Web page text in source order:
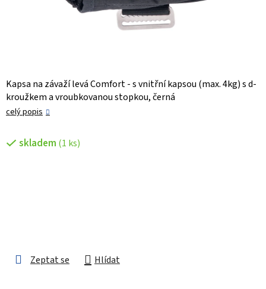
Kapsa na závaží levá Comfort - s vnitřní kapsou (max. 4kg) s d-
kroužkem a vroubkovanou stopkou, černá
celý popis
skladem (1 ks)
Zeptat se Hlídat